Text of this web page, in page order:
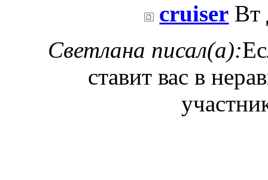
cruiser Вт
Светлана писал(а):
ставит вас в